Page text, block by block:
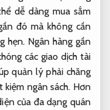
dễ dàng mua sắm
đó mà không cần
hẹn. Ngân hàng gần
các giao dịch tài
quản lý phải chăng
kiệm ngân sách. Hơn
của đa dạng quán